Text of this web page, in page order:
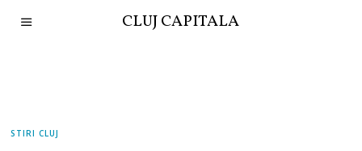
CLUJ CAPITALA
STIRI CLUJ